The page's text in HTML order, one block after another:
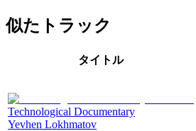
似たトラック
タイトル
Technological Documentary
Yevhen Lokhmatov